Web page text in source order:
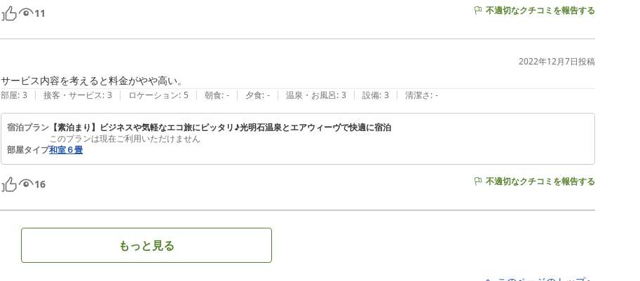
11 不適切なクチコミを報告する
2022年12月7日投稿
サービス内容を考えると料金がやや高い。
部屋: 3 | 接客・サービス: 3 | ロケーション: 5 | 朝食: - | 夕食: - | 温泉・お風呂: 3 | 設備: 3 | 清潔さ: -
宿泊プラン 【素泊まり】ビジネスや気軽なエコ旅にピッタリ♪光明石温泉とエアウィーヴで快適に宿泊
このプランは現在ご利用いただけません
部屋タイプ和室６畳
16 不適切なクチコミを報告する
もっと見る